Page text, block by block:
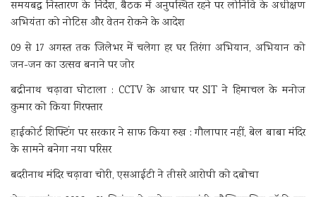
समयबद्ध निस्तारण के निर्देश, बैठक में अनुपस्थित रहने पर लोनिवि के अधीक्षण
अभियंता को नोटिस और वेतन रोकने के आदेश
09 से 17 अगस्त तक जिलेभर में चलेगा हर घर तिरंगा अभियान, अभियान को
जन-जन का उत्सव बनाने पर जोर
बद्रीनाथ चढ़ावा घोटाला : CCTV के आधार पर SIT ने हिमाचल के मनोज
कुमार को किया गिरफ्तार
हाईकोर्ट शिफ्टिंग पर सरकार ने साफ किया रुख : गौलापार नहीं, बेल बाबा मंदिर
के सामने बनेगा नया परिसर
बदरीनाथ मंदिर चढ़ावा चोरी, एसआईटी ने तीसरे आरोपी को दबोचा